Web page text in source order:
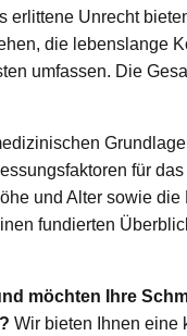
erlittene Unrecht
die lebenslange
umfassen. Die
für
und Alter sowie
fundierten
möchten Ihre
Wir bieten Ihnen eine